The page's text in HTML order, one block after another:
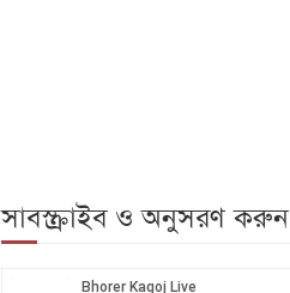
সাবস্ক্রাইব ও অনুসরণ করুন